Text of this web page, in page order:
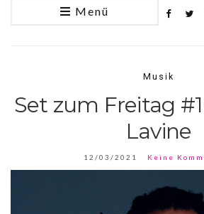
Menü
Musik
Set zum Freitag
Lavine
12/03/2021 Keine